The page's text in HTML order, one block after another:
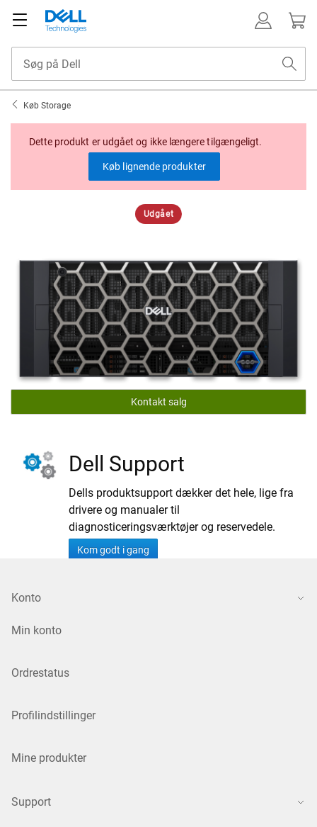
Køb Storage
Dette produkt er udgået og ikke længere tilgængeligt.
Køb lignende produkter
Udgået
Kontakt salg
Dell Support
Dells produktsupport dækker det hele, lige fra
drivere og manualer til
diagnosticeringsværktøjer og reservedele.
Kom godt i gang
Konto
Min konto
Ordrestatus
Profilindstillinger
Mine produkter
Support